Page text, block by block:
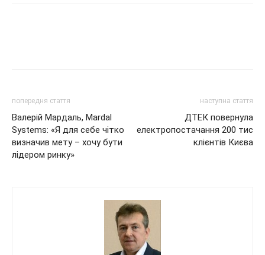
попередня стаття
Валерій Мардаль, Mardal
Systems: «Я для себе чітко
визначив мету – хочу бути
лідером ринку»
наступна стаття
ДТЕК повернула
електропостачання 200 тис
клієнтів Києва